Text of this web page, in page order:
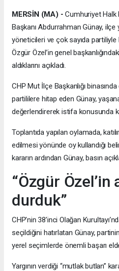
MERSİN (MA) - Cumhuriyet Halk
Başkanı Abdurrahman Günay, ilçe
yöneticileri ve çok sayıda
Özgür Özel’in genel
aldıklarını açıkladı.
CHP Mut İlçe Başkanlığı
partililere hitap eden Günay,
değerlendirerek istifa konusunda
Toplantıda yapılan oylamada,
edilmesi yönünde oy kullandığı
kararın ardından Günay, basın
“Özgür Özel’in
durduk”
CHP’nin 38’inci Olağan
seçildiğini hatırlatan Günay,
yerel seçimlerde önemli başarı
Yargının verdiği “mutlak butlan”